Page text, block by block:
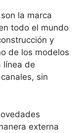
son la marca
todo el mundo
y
de los modelos
línea de
sin
externa